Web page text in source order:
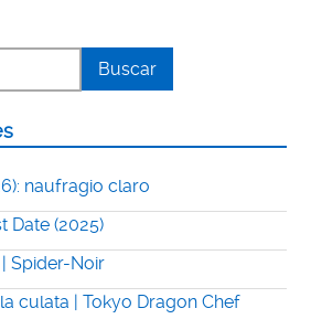
naufragio claro
Date (2025)
Spider-Noir
culata | Tokyo Dragon Chef